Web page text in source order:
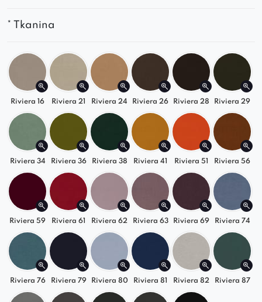
nogi w stylu skandynawskim usytuowane na
metalowym krzyżaku w kolorze czarnym.
* Tkanina
Riviera 16 Riviera 21 Riviera 24 Riviera 26 Riviera 28 Riviera 29
Riviera 34 Riviera 36 Riviera 38 Riviera 41 Riviera 51 Riviera 56
Riviera 59 Riviera 61 Riviera 62 Riviera 63 Riviera 69 Riviera 74
Riviera 76 Riviera 79 Riviera 80 Riviera 81 Riviera 82 Riviera 87